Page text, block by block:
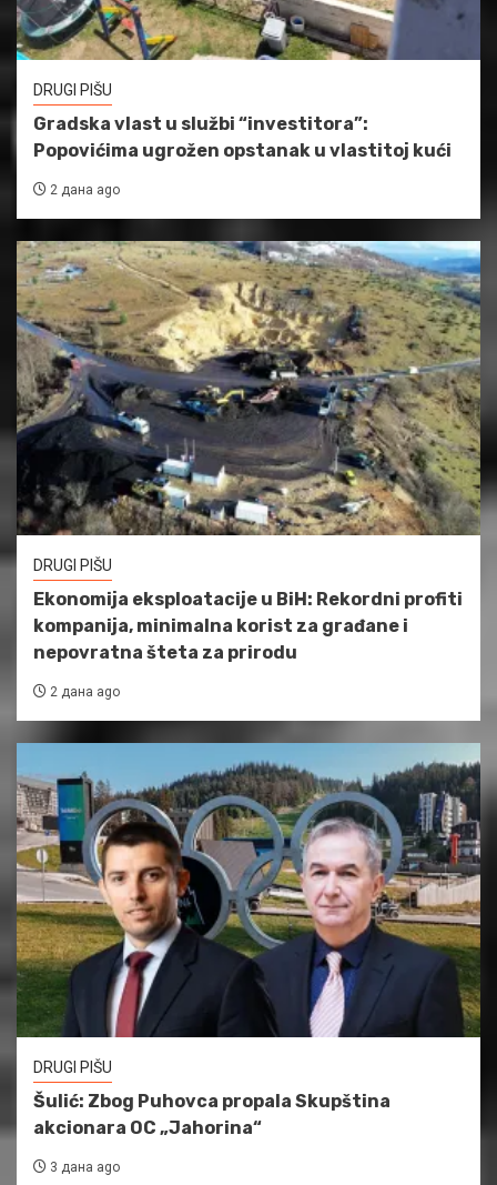
DRUGI PIŠU
Gradska vlast u službi “investitora”:
Popovićima ugrožen opstanak u vlastitoj kući
2 дана ago
DRUGI PIŠU
Ekonomija eksploatacije u BiH: Rekordni profiti
kompanija, minimalna korist za građane i
nepovratna šteta za prirodu
2 дана ago
DRUGI PIŠU
Šulić: Zbog Puhovca propala Skupština
akcionara OC „Jahorina“
3 дана ago